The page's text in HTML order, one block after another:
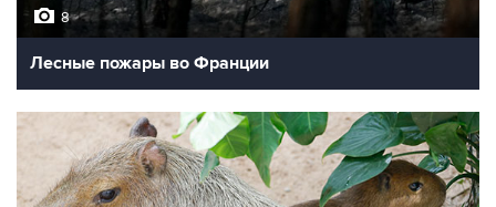
8
Лесные пожары во Франции